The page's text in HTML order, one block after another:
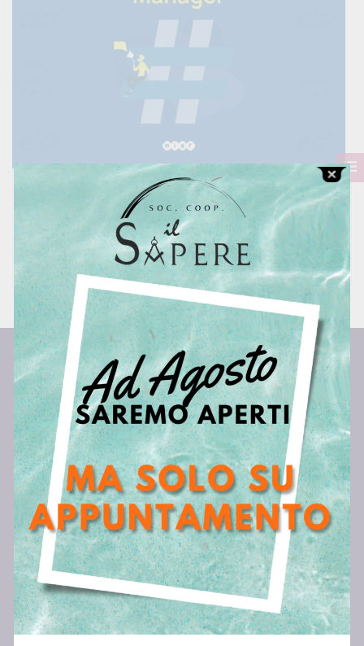
Certificazione Informatica – Eipass Social Media
Manager
0 Lessons 200 Hour All Levels
Centro Studi €244.00
Polo Ansi Somma
Via Madonnelle, 69
80030, Castello di Cisterna (NA)
Richiedi info
+39 392 23 60 549